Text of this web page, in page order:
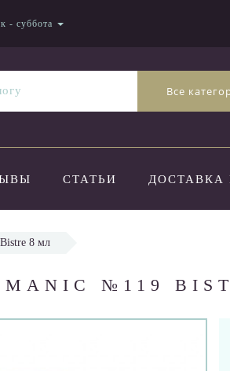
- суббота
Все
СТАТЬИ ДОСТАВКА
8 мл
№119